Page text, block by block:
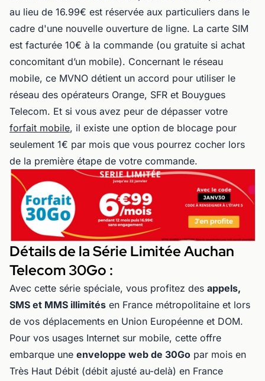
au lieu de 16.99€ est réservée aux particuliers dans le
cadre d'une nouvelle ouverture de ligne. La carte SIM
est facturée 10€ à la commande (ou gratuite si achat
concomitant d’un mobile). Concernant le réseau
mobile, ce MVNO détient un accord pour utiliser le
réseau des opérateurs Orange, SFR et Bouygues
Telecom. Et si vous avez peur de dépasser votre
forfait mobile, il existe une option de blocage pour
seulement 1€ par mois que vous pourrez cocher lors
de la première étape de votre commande.
Détails de la Série Limitée Auchan
Telecom 30Go :
Avec cette série spéciale, vous profitez des appels,
SMS et MMS illimités en France métropolitaine et lors
de vos déplacements en Union Européenne et DOM.
Pour vos usages Internet sur mobile, cette offre
embarque une enveloppe web de 30Go par mois en
Très Haut Débit (débit ajusté au-delà) en France